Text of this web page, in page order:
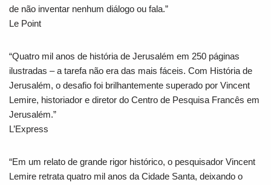
de não inventar nenhum diálogo ou fala.”
Le Point
“Quatro mil anos de história de Jerusalém em 250 páginas
ilustradas – a tarefa não era das mais fáceis. Com História de
Jerusalém, o desafio foi brilhantemente superado por Vincent
Lemire, historiador e diretor do Centro de Pesquisa Francês em
Jerusalém.”
L’Express
“Em um relato de grande rigor histórico, o pesquisador Vincent
Lemire retrata quatro mil anos da Cidade Santa, deixando o